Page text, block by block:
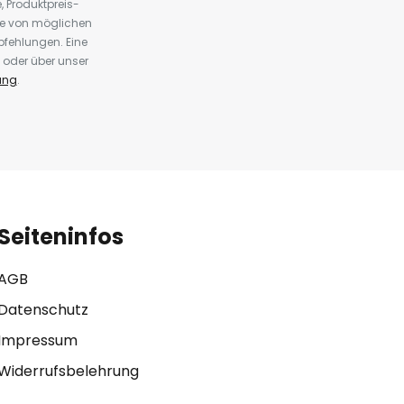
Produktpreis-
von möglichen
Eine
über unser
.